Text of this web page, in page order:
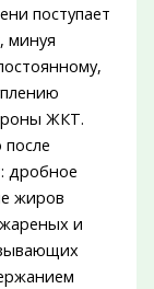
поступает
минуя
ЖКТ.
дробное
жиров
и